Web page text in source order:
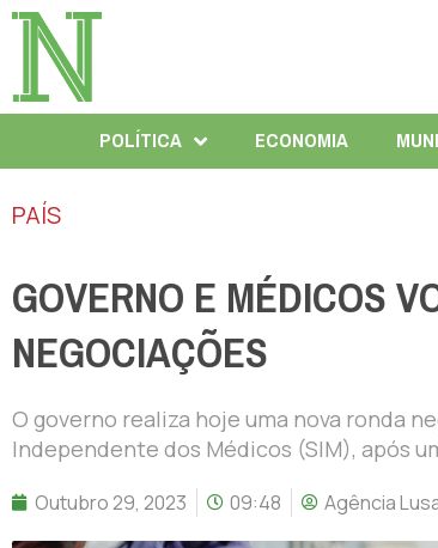
POLÍTICA ECONOMIA
PAÍS
GOVERNO E MÉDICOS
NEGOCIAÇÕES
O governo realiza hoje uma nova ronda
Independente dos Médicos (SIM), após
Outubro 29, 2023 09:48 Agência